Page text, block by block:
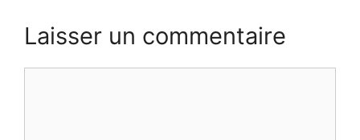
Laisser un commentaire